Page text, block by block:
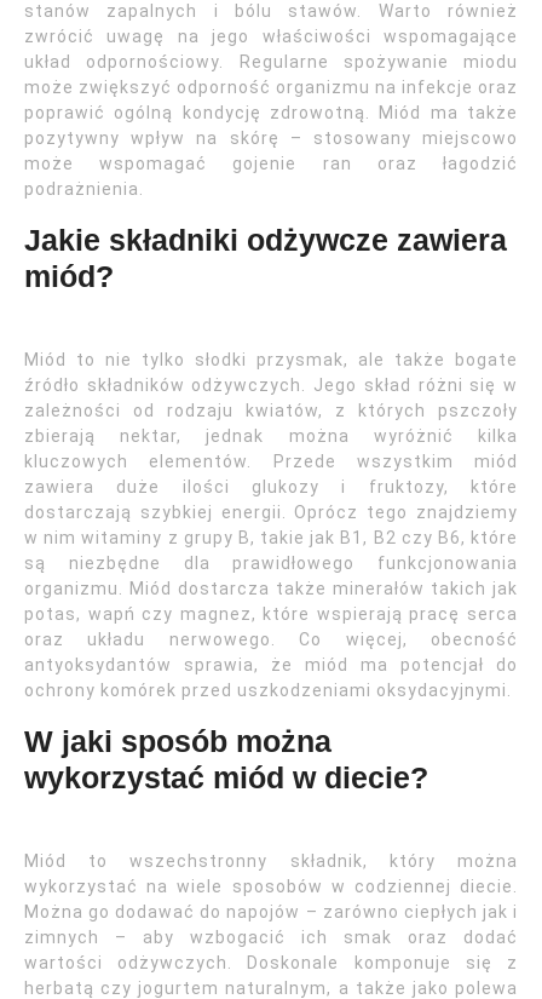
stanów zapalnych i bólu stawów. Warto również
zwrócić uwagę na jego właściwości wspomagające
układ odpornościowy. Regularne spożywanie miodu
może zwiększyć odporność organizmu na infekcje oraz
poprawić ogólną kondycję zdrowotną. Miód ma także
pozytywny wpływ na skórę – stosowany miejscowo
może wspomagać gojenie ran oraz łagodzić
podrażnienia.
Jakie składniki odżywcze zawiera
miód?
Miód to nie tylko słodki przysmak, ale także bogate
źródło składników odżywczych. Jego skład różni się w
zależności od rodzaju kwiatów, z których pszczoły
zbierają nektar, jednak można wyróżnić kilka
kluczowych elementów. Przede wszystkim miód
zawiera duże ilości glukozy i fruktozy, które
dostarczają szybkiej energii. Oprócz tego znajdziemy
w nim witaminy z grupy B, takie jak B1, B2 czy B6, które
są niezbędne dla prawidłowego funkcjonowania
organizmu. Miód dostarcza także minerałów takich jak
potas, wapń czy magnez, które wspierają pracę serca
oraz układu nerwowego. Co więcej, obecność
antyoksydantów sprawia, że miód ma potencjał do
ochrony komórek przed uszkodzeniami oksydacyjnymi.
W jaki sposób można
wykorzystać miód w diecie?
Miód to wszechstronny składnik, który można
wykorzystać na wiele sposobów w codziennej diecie.
Można go dodawać do napojów – zarówno ciepłych jak i
zimnych – aby wzbogacić ich smak oraz dodać
wartości odżywczych. Doskonale komponuje się z
herbatą czy jogurtem naturalnym, a także jako polewa